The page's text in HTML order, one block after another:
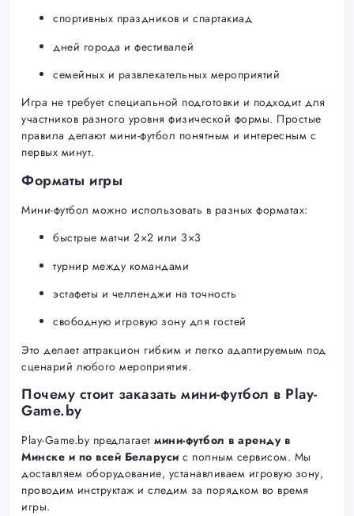
спортивных праздников и спартакиад
дней города и фестивалей
семейных и развлекательных мероприятий
Игра не требует специальной подготовки и подходит для
участников разного уровня физической формы. Простые
правила делают мини-футбол понятным и интересным с
первых минут.
Форматы игры
Мини-футбол можно использовать в разных форматах:
быстрые матчи 2×2 или 3×3
турнир между командами
эстафеты и челленджи на точность
свободную игровую зону для гостей
Это делает аттракцион гибким и легко адаптируемым под
сценарий любого мероприятия.
Почему стоит заказать мини-футбол в Play-
Game.by
Play-Game.by предлагает мини-футбол в аренду в
Минске и по всей Беларуси с полным сервисом. Мы
доставляем оборудование, устанавливаем игровую зону,
проводим инструктаж и следим за порядком во время
игры.